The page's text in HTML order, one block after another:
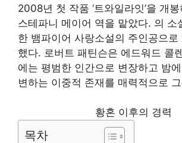
2008년 첫 작품 ‘트와일라잇’을 개
스테파니 메이어 역을 맡았다. 의 소
한 뱀파이어 사랑소설의 주인공으
했다. 로버트 패틴슨은 에드워드 콜
에는 평범한 인간으로 변장하고 밤
변하는 이중적 존재를 매력적으로
황혼 이후의 경력
목차